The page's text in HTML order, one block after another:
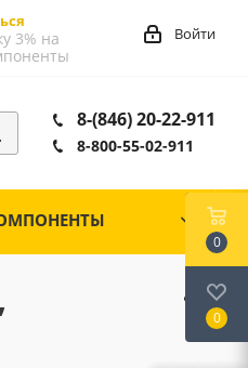
3% на
Войти
8-(846) 20-22-911
8-800-55-02-911
0
0